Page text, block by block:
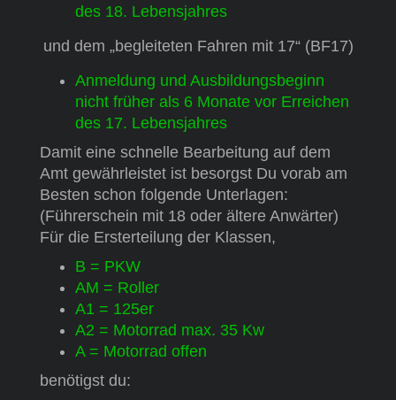
des 18. Lebensjahres
und dem „begleiteten Fahren mit 17“ (BF17)
Anmeldung und Ausbildungsbeginn
nicht früher als 6 Monate vor Erreichen
des 17. Lebensjahres
Damit eine schnelle Bearbeitung auf dem
Amt gewährleistet ist besorgst Du vorab am
Besten schon folgende Unterlagen:
(Führerschein mit 18 oder ältere Anwärter)
Für die Ersterteilung der Klassen,
B = PKW
AM = Roller
A1 = 125er
A2 = Motorrad max. 35 Kw
A = Motorrad offen
benötigst du: